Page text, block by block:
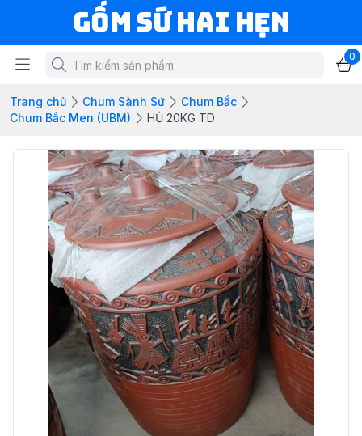
Gốm Sứ Hai Hẹn
0
Trang chủ Chum Sành Sứ
Chum Bắc
Chum Bắc Men (UBM)
HỦ 20KG TD